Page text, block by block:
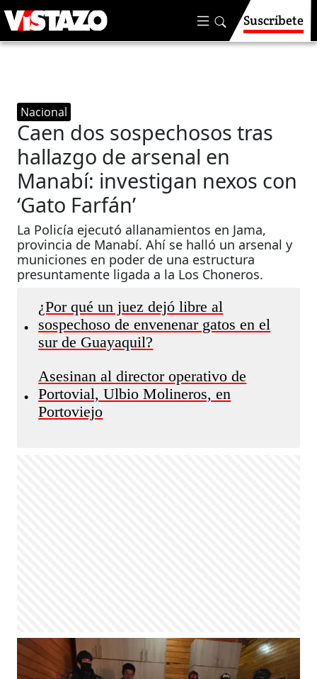
Suscríbete
Nacional
Caen dos sospechosos tras
hallazgo de arsenal en
Manabí: investigan nexos con
‘Gato Farfán’
La Policía ejecutó allanamientos en Jama,
provincia de Manabí. Ahí se halló un arsenal y
municiones en poder de una estructura
presuntamente ligada a la Los Choneros.
•
¿Por qué un juez dejó libre al
sospechoso de envenenar gatos en el
sur de Guayaquil?
•
Asesinan al director operativo de
Portovial, Ulbio Molineros, en
Portoviejo